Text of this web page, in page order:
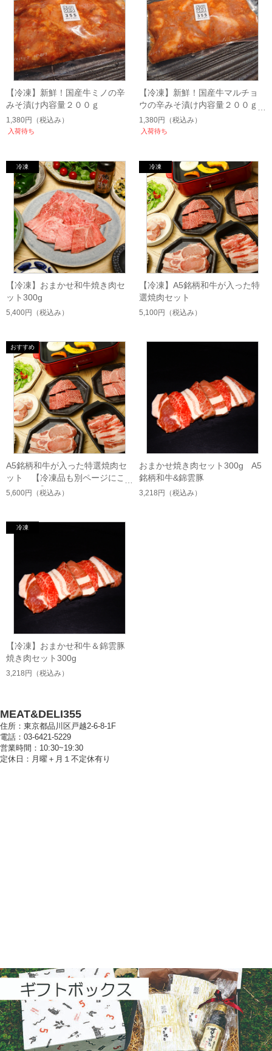
【冷凍】新鮮！国産牛ミノの辛
みそ漬け内容量２００ｇ
1,380円 （税込み）
入荷待ち
【冷凍】新鮮！国産牛マルチョ
ウの辛みそ漬け内容量２００ｇ
1,380円 （税込み）
入荷待ち
【冷凍】おまかせ和牛焼き肉セ
ット300g
5,400円 （税込み）
【冷凍】A5銘柄和牛が入った特
選焼肉セット
5,100円 （税込み）
A5銘柄和牛が入った特選焼肉セ
ット 【冷凍品も別ページにご
ざいます】
5,600円 （税込み）
おまかせ焼き肉セット300g A5
銘柄和牛&錦雲豚
3,218円 （税込み）
【冷凍】おまかせ和牛＆錦雲豚
焼き肉セット300g
3,218円 （税込み）
MEAT&DELI355
住所：東京都品川区戸越2-6-8-1F
電話：03-6421-5229
営業時間：10:30~19:30
定休日：月曜＋月１不定休有り